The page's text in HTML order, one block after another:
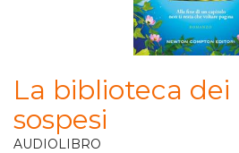
La biblioteca dei
sospesi
AUDIOLIBRO